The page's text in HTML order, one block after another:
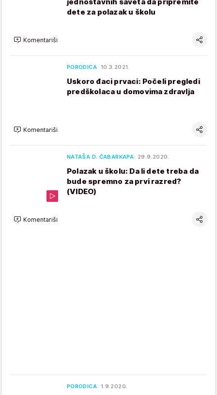
dete za polazak u školu
Komentariši
PORODICA 10.3.2021.
Uskoro đaci prvaci: Počeli pregledi
predškolaca u domovima zdravlja
Komentariši
NATAŠA D. ČABARKAPA 29.9.2020.
Polazak u školu: Da li dete treba da
bude spremno za prvi razred?
(VIDEO)
Komentariši
PORODICA 1.9.2020.